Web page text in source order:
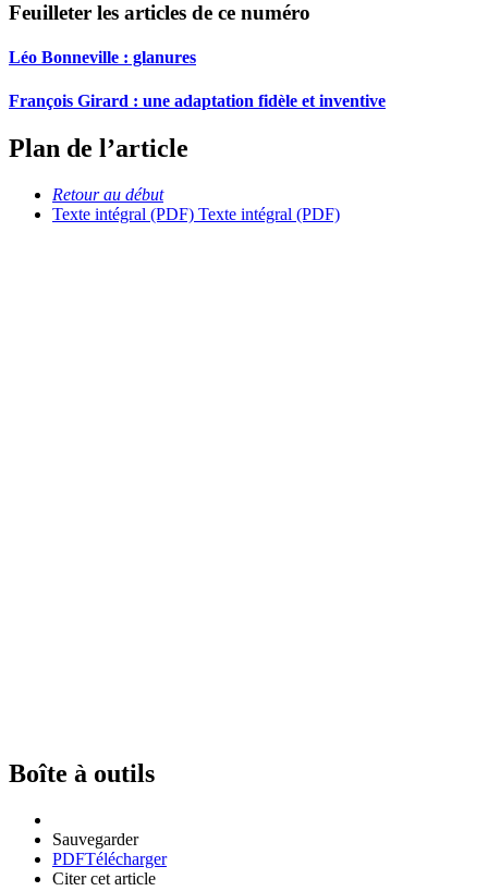
Feuilleter les articles de ce numéro
Léo Bonneville : glanures
François Girard : une adaptation fidèle et inventive
Plan de l’article
Retour au début
Texte intégral (PDF) Texte intégral (PDF)
Boîte à outils
Sauvegarder
PDFTélécharger
Citer cet article